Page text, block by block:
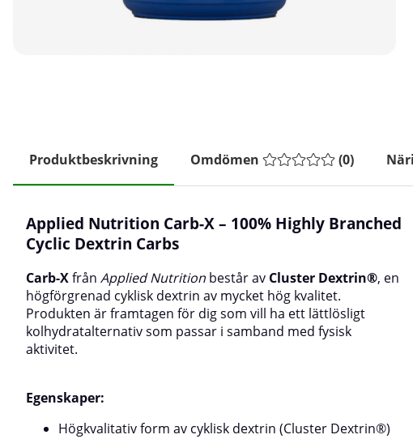
Produktbeskrivning Omdömen (0)
Applied Nutrition Carb-X – 100% Highly Branched
Cyclic Dextrin Carbs
Carb-Xfrån Applied Nutrition består av Cluster Dextrin®, en
högförgrenad cyklisk dextrin av mycket hög kvalitet.
Produkten är framtagen för dig som vill ha ett lättlösligt
kolhydratalternativ som passar i samband med fysisk
aktivitet.
Egenskaper:
Högkvalitativ form av cyklisk dextrin (Cluster Dextrin®)